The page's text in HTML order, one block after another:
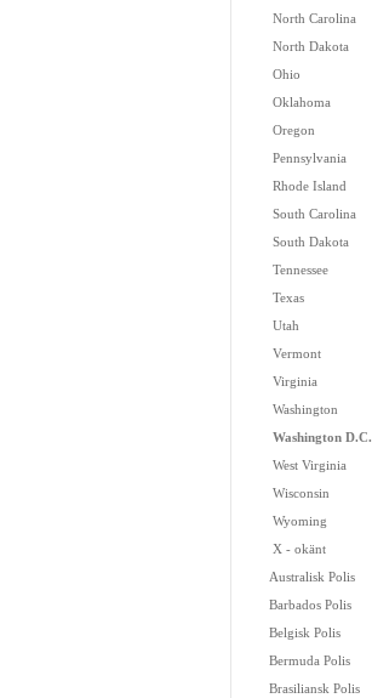
North Carolina
North Dakota
Ohio
Oklahoma
Oregon
Pennsylvania
Rhode Island
South Carolina
South Dakota
Tennessee
Texas
Utah
Vermont
Virginia
Washington
Washington D.C.
West Virginia
Wisconsin
Wyoming
X - okänt
Australisk Polis
Barbados Polis
Belgisk Polis
Bermuda Polis
Brasiliansk Polis